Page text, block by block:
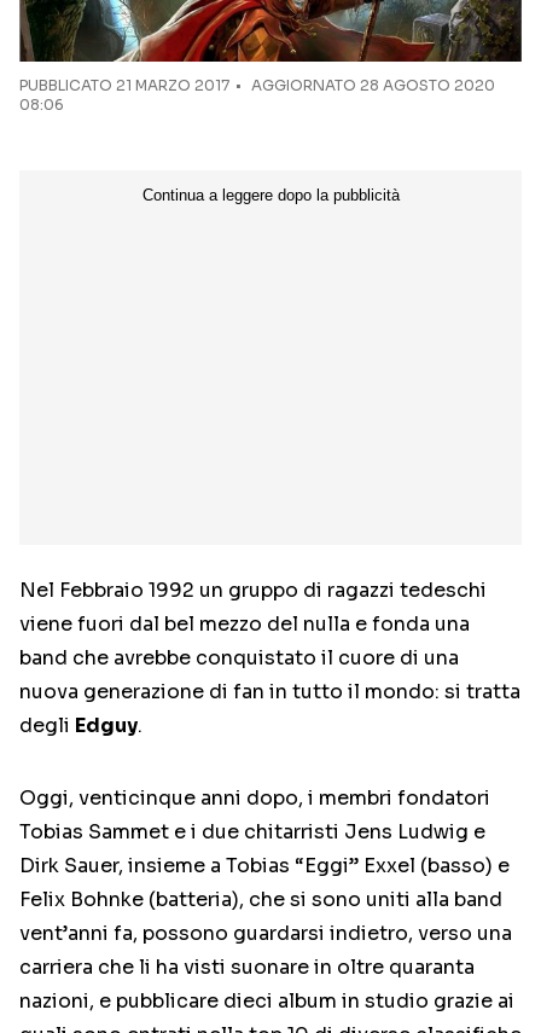
PUBBLICATO 21 MARZO 2017
AGGIORNATO 28 AGOSTO 2020
08:06
Nel Febbraio 1992 un gruppo di ragazzi tedeschi
viene fuori dal bel mezzo del nulla e fonda una
band che avrebbe conquistato il cuore di una
nuova generazione di fan in tutto il mondo: si tratta
degli Edguy.
Oggi, venticinque anni dopo, i membri fondatori
Tobias Sammet e i due chitarristi Jens Ludwig e
Dirk Sauer, insieme a Tobias “Eggi” Exxel (basso) e
Felix Bohnke (batteria), che si sono uniti alla band
vent’anni fa, possono guardarsi indietro, verso una
carriera che li ha visti suonare in oltre quaranta
nazioni, e pubblicare dieci album in studio grazie ai